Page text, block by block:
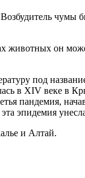
чумы
животных он
под
в XIV веке в
пандемия,
эпидемия
и Алтай.